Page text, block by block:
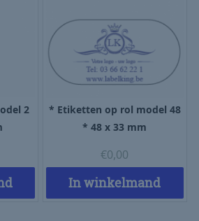
2
* Etiketten op rol model 48
* 48 x 33 mm
€0,00
In winkelmand